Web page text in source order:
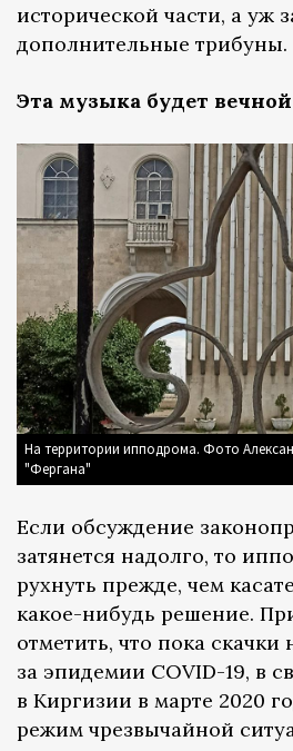
исторической части, а уж
дополнительные трибуны.
Эта музыка будет вечной
На территории ипподрома. Фото
"Фергана"
Если обсуждение
затянется надолго, то
рухнуть прежде, чем
какое-нибудь решение.
отметить, что пока скачки
за эпидемии COVID-19, в
в Киргизии в марте 2020
режим чрезвычайной